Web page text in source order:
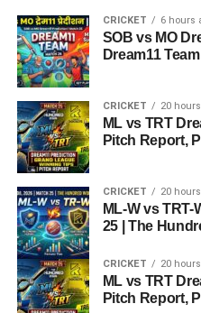
CRICKET 6 hours
SOB vs MO
Dream11
CRICKET 20
ML vs TRT
Pitch Report,
CRICKET 20
ML-W vs
25 | The
CRICKET 20
ML vs TRT
Pitch Report,